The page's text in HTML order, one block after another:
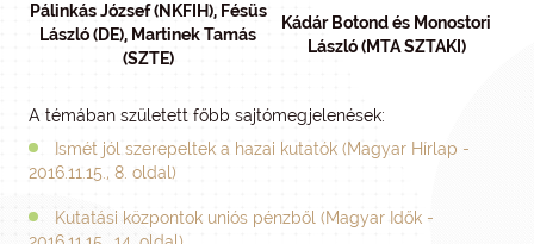
Pálinkás József (NKFIH), Fésüs
László (DE), Martinek Tamás
(SZTE)
Kádár Botond és Monostori
László (MTA SZTAKI)
A témában született főbb sajtómegjelenések:
Ismét jól szerepeltek a hazai kutatók (Magyar Hírlap -
2016.11.15., 8. oldal)
Kutatási központok uniós pénzből (Magyar Idők -